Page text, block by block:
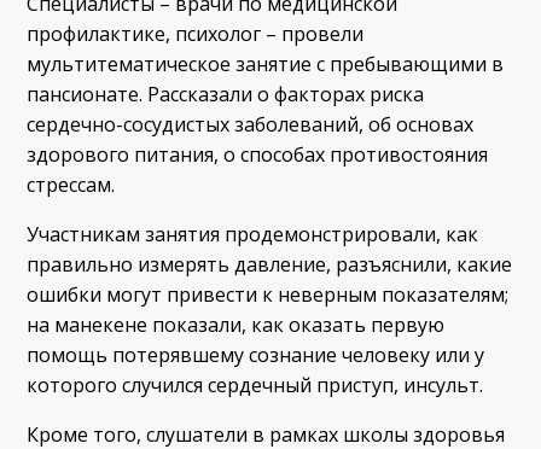
профилактике, психолог – провели
мультитематическое занятие с пребывающими в
пансионате. Рассказали о факторах риска
сердечно-сосудистых заболеваний, об основах
здорового питания, о способах противостояния
стрессам.
Участникам занятия продемонстрировали, как
правильно измерять давление, разъяснили, какие
ошибки могут привести к неверным показателям;
на манекене показали, как оказать первую
помощь потерявшему сознание человеку или у
которого случился сердечный приступ, инсульт.
Кроме того, слушатели в рамках школы здоровья